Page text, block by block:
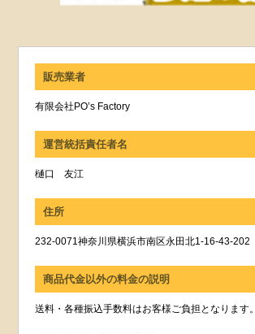
販売業者
有限会社PO’s Factory
運営統括責任者名
樋口 友江
住所
232-0071神奈川県横浜市南区永田北1-16-43-202
商品代金以外の料金の説明
送料・各種振込手数料はお客様ご負担となります。